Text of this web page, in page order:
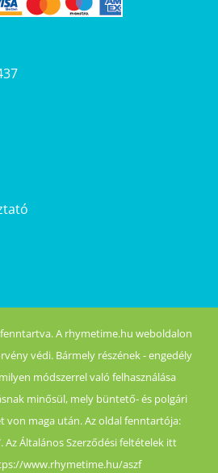
A rhymetime.hu weboldalon
védi. Bármely részének - engedély
módszerrel való felhasználása
minősül, mely büntető- és polgári
von maga után. Az oldal fenntartója:
Az Általános Szerződési feltételek itt
www.rhymetime.hu/aszf